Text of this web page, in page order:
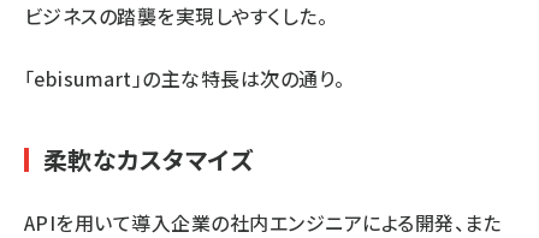
ビジネスの踏襲を実現しやすくした。
「ebisumart」の主な特長は次の通り。
柔軟なカスタマイズ
APIを用いて導入企業の社内エンジニアによる開発、また